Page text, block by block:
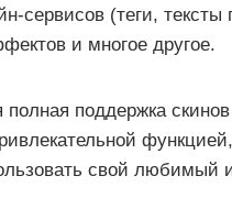
сервисов (теги, тексты
и многое другое.
поддержка
свой любимый